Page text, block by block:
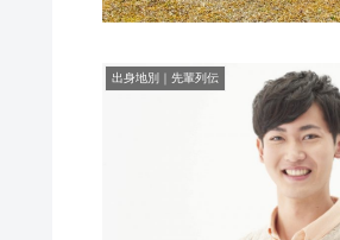
出身地別｜先輩列伝